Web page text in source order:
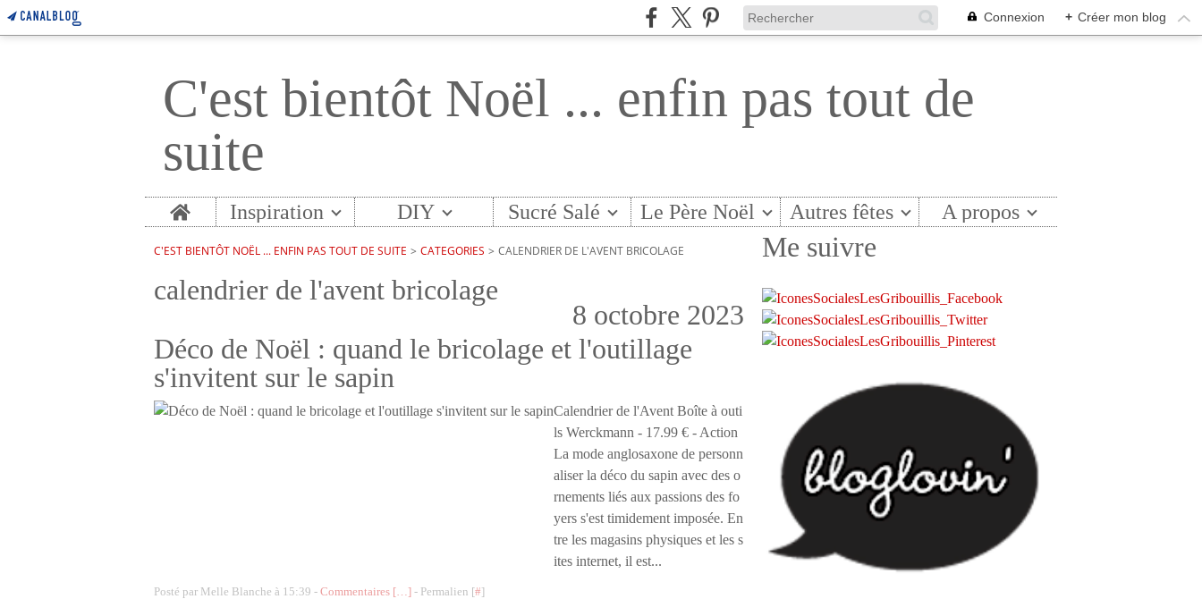
Connexion + Créer mon blog
C'est bientôt Noël ... enfin pas tout de
suite
Home Inspiration DIY Sucré Salé Le Père Noël Autres fêtes A propos
C'EST BIENTÔT NOËL ... ENFIN PAS TOUT DE SUITE > CATEGORIES > CALENDRIER DE L'AVENT BRICOLAGE
calendrier de l'avent bricolage
8 octobre 2023
Déco de Noël : quand le bricolage et l'outillage
s'invitent sur le sapin
Calendrier de l'Avent Boîte à outi
ls Werckmann - 17.99 € - Action
La mode anglosaxone de personn
aliser la déco du sapin avec des o
rnements liés aux passions des fo
yers s'est timidement imposée. En
tre les magasins physiques et les s
ites internet, il est...
Posté par Melle Blanche à 15:39 - Commentaires […] - Permalien [#]
Me suivre